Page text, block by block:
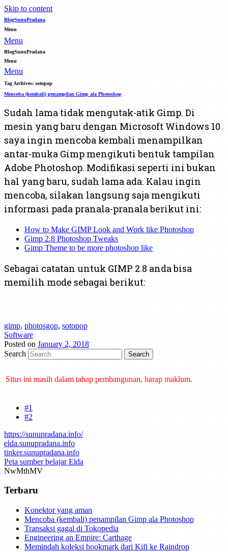
Skip to content
BlogSunuPradana
Menu
Menu
BlogSunuPradana
Menu
Menu
Tag Archives: sotopop
Mencoba (kembali) penampilan Gimp ala Photoshop
Sudah lama tidak mengutak-atik Gimp. Di
mesin yang baru dengan Microsoft Windows 10
saya ingin mencoba kembali menampilkan
antar-muka Gimp mengikuti bentuk tampilan
Adobe Photoshop. Modifikasi seperti ini bukan
hal yang baru, sudah lama ada. Kalau ingin
mencoba, silakan langsung saja mengikuti
informasi pada pranala-pranala berikut ini:
How to Make GIMP Look and Work like Photoshop
Gimp 2.8 Photoshop Tweaks
Gimp Theme to be more photoshop like
Sebagai catatan untuk GIMP 2.8 anda bisa
memilih mode sebagai berikut:
gimp, photosgop, sotopop
Software
Posted on January 2, 2018
Search
Situs ini masih dalam tahap pembangunan, harap maklum.
dibuat di Mindmeister. Klik di sini untuk mengakses.
#1
#2
https://sunupradana.info/
elda.sunupradana.info
tinker.sunupradana.info
Peta sumber belajar Elda
NwMthMV
Terbaru
Konektor yang aman
Mencoba (kembali) penampilan Gimp ala Photoshop
Transaksi gagal di Tokopedia
Engineering an Empire: Carthage
Memindah koleksi bookmark dari Kifi ke Raindrop